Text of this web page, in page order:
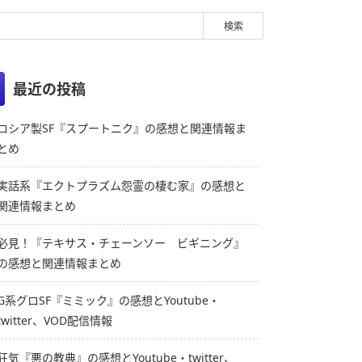
最近の投稿
シア製SF『スプートニク』の感想と関連情報ま
め
話系『エクトプラズム怨霊の棲む家』の感想と
連情報まとめ
見！『テキサス・チェーンソー ビギニング』
感想と関連情報まとめ
系グロSF『ミミック』の感想とYoutube・
、VOD配信情報
気『悪の教典』の感想とYoutube・twitter、